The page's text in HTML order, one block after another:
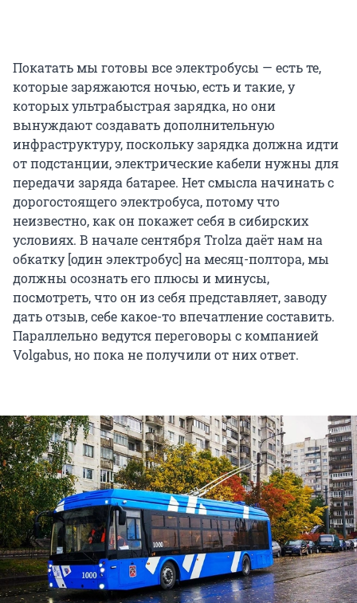
Покатать мы готовы все электробусы — есть те,
которые заряжаются ночью, есть и такие, у
которых ультрабыстрая зарядка, но они
вынуждают создавать дополнительную
инфраструктуру, поскольку зарядка должна идти
от подстанции, электрические кабели нужны для
передачи заряда батарее. Нет смысла начинать с
дорогостоящего электробуса, потому что
неизвестно, как он покажет себя в сибирских
условиях. В начале сентября Trolza даёт нам на
обкатку [один электробус] на месяц-полтора, мы
должны осознать его плюсы и минусы,
посмотреть, что он из себя представляет, заводу
дать отзыв, себе какое-то впечатление составить.
Параллельно ведутся переговоры с компанией
Volgabus, но пока не получили от них ответ.